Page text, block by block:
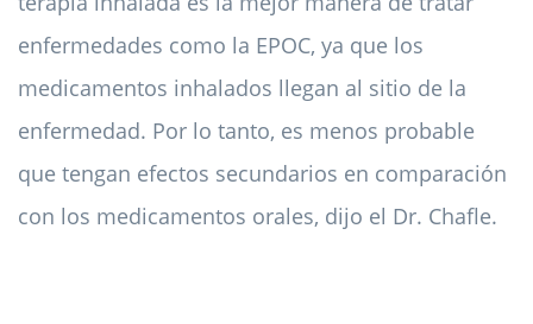
enfermedades como la EPOC, ya que los
medicamentos inhalados llegan al sitio de la
enfermedad. Por lo tanto, es menos probable
que tengan efectos secundarios en comparación
con los medicamentos orales, dijo el Dr. Chafle.